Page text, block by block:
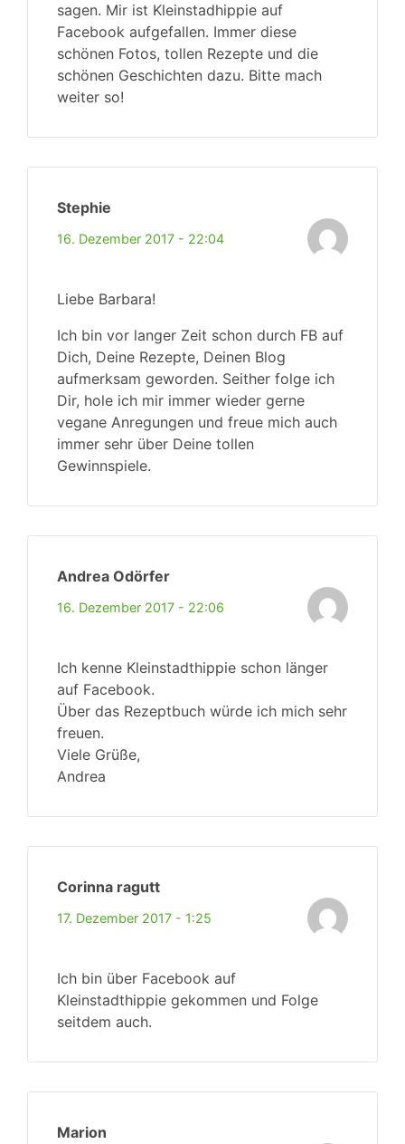
sagen. Mir ist Kleinstadhippie auf
Facebook aufgefallen. Immer diese
schönen Fotos, tollen Rezepte und die
schönen Geschichten dazu. Bitte mach
weiter so!
Stephie
16. Dezember 2017 - 22:04
Liebe Barbara!
Ich bin vor langer Zeit schon durch FB auf
Dich, Deine Rezepte, Deinen Blog
aufmerksam geworden. Seither folge ich
Dir, hole ich mir immer wieder gerne
vegane Anregungen und freue mich auch
immer sehr über Deine tollen
Gewinnspiele.
Andrea Odörfer
16. Dezember 2017 - 22:06
Ich kenne Kleinstadthippie schon länger
auf Facebook.
Über das Rezeptbuch würde ich mich sehr
freuen.
Viele Grüße,
Andrea
Corinna ragutt
17. Dezember 2017 - 1:25
Ich bin über Facebook auf
Kleinstadthippie gekommen und Folge
seitdem auch.
Marion